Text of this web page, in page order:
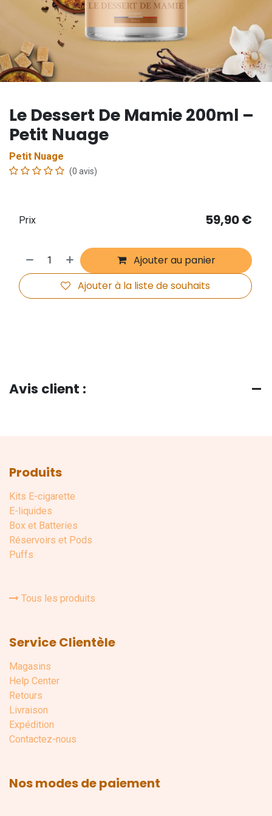
Le Dessert De Mamie 200ml –
Petit Nuage
Petit Nuage
(0 avis)
Ajouter au panier
Ajouter à la liste de souhaits
Prix 59,90€
Avis client :
Produits
Kits E-cigarette
E-liquides
Box et Batteries
Réservoirs et Pods
Puffs
Tous les produits
Service Clientèle
Magasins
Help Center
Retours
Livraison
Expédition
Contactez-nous
Nos modes de paiement